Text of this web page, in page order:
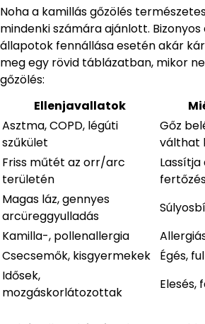
Noha a kamillás gőzölés
mindenki számára ajánlott. Bizonyos
állapotok fennállása esetén akár
meg egy rövid táblázatban, mikor
gőzölés:
Ellenjavallatok
Asztma, COPD, légúti
szűkület
Gőz
válthat
Friss műtét az orr/arc
területén
Magas láz, gennyes
arcüreggyulladás
Kamilla-, pollenallergia
Csecsemők, kisgyermekek
Égés,
Idősek,
mozgáskorlátozottak
Elesés,